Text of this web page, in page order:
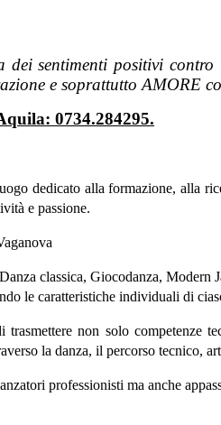
sentimenti positivi
e soprattutto AMORE
0734.284295.
dedicato alla formazione, alla
e passione.
classica, Giocodanza, Modern
le caratteristiche individuali di
non solo competenze
la danza, il percorso tecnico,
professionisti ma anche